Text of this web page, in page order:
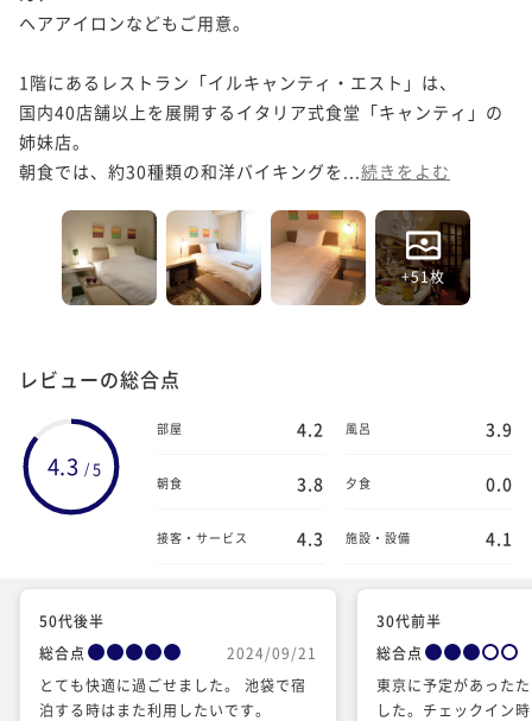
ヘアアイロンなどもご用意。
1階にあるレストラン「イルキャンティ・エスト」は、
国内40店舗以上を展開するイタリア式食堂「キャンティ」の
姉妹店。
朝食では、約30種類の和洋バイキングを... 続きをよむ
+51枚
レビューの総合点
4.3 /5
部屋 4.2 風呂 3.9
朝食 3.8 夕食 0.0
接客・サービス 4.3 施設・設備 4.1
50代後半
総合点
2024/09/21
とても快適に過ごせました。 池袋で宿
泊する時はまた利用したいです。
30代前半
総合点
東京に予定があった
した。チェックイン